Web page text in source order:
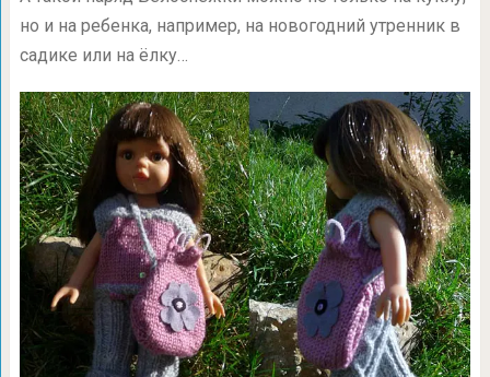
но и на ребенка, например, на новогодний утренник в
садике или на ёлку…